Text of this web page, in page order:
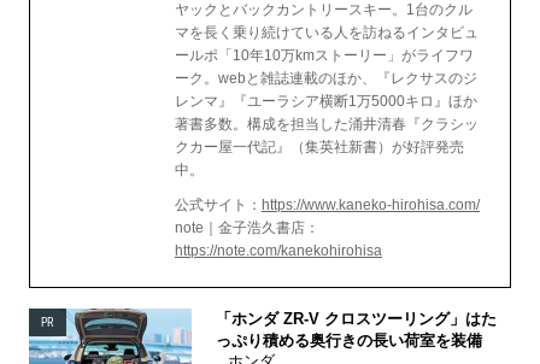
ヤックとバックカントリースキー。1台のクル
マを長く乗り続けている人を訪ねるインタビュ
ールポ「10年10万kmストーリー」がライフワ
ーク。webと雑誌連載のほか、『レクサスのジ
レンマ』『ユーラシア横断1万5000キロ』ほか
著書多数。構成を担当した涌井清春『クラシッ
クカー屋一代記』（集英社新書）が好評発売
中。
公式サイト： https://www.kaneko-hirohisa.com/
note｜金子浩久書店：
https://note.com/kanekohirohisa
PR
「ホンダ ZR-V クロスツーリング」はた
っぷり積める奥行きの長い荷室を装備